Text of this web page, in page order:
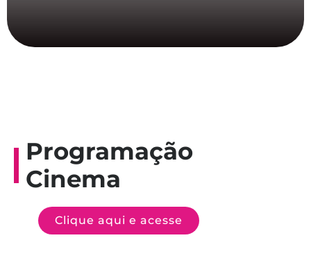
Programação
Cinema
Clique aqui e acesse